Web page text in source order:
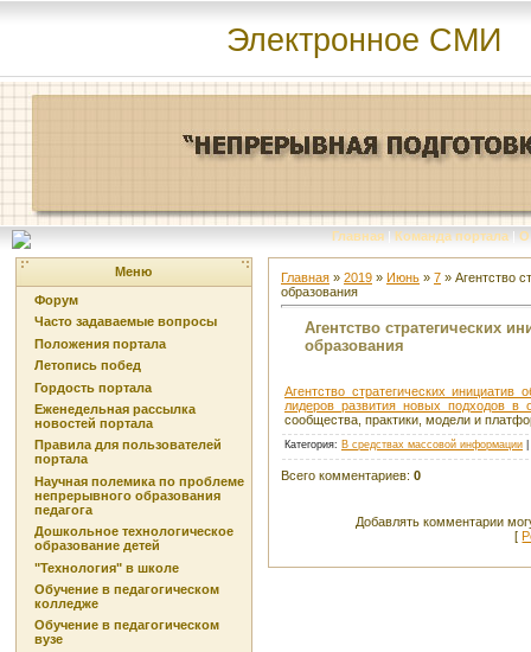
Электронное СМИ
Главная | Команда портала | О
Меню
Форум
Часто задаваемые вопросы
Положения портала
Летопись побед
Гордость портала
Еженедельная рассылка
новостей портала
Правила для пользователей
портала
Научная полемика по проблеме
непрерывного образования
педагога
Дошкольное технологическое
образование детей
"Технология" в школе
Обучение в педагогическом
колледже
Обучение в педагогическом
вузе
Главная » 2019 » Июнь » 7 » Агентство
образования
Агентство стратегических
образования
Агентство стратегических
лидеров развития новых подходов в
сообщества, практики, модели и
Категория: В средствах массовой информации
Всего комментариев: 0
Добавлять комментарии
[